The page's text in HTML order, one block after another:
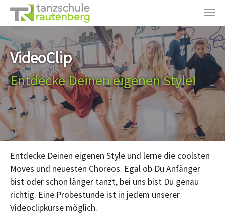
Zum Hauptinhalt springen
VideoClip
Entdecke Deinen eigenen Style!
Entdecke Deinen eigenen Style und lerne die coolsten
Moves und neuesten Choreos. Egal ob Du Anfänger
bist oder schon länger tanzt, bei uns bist Du genau
richtig. Eine Probestunde ist in jedem unserer
Videoclipkurse möglich.